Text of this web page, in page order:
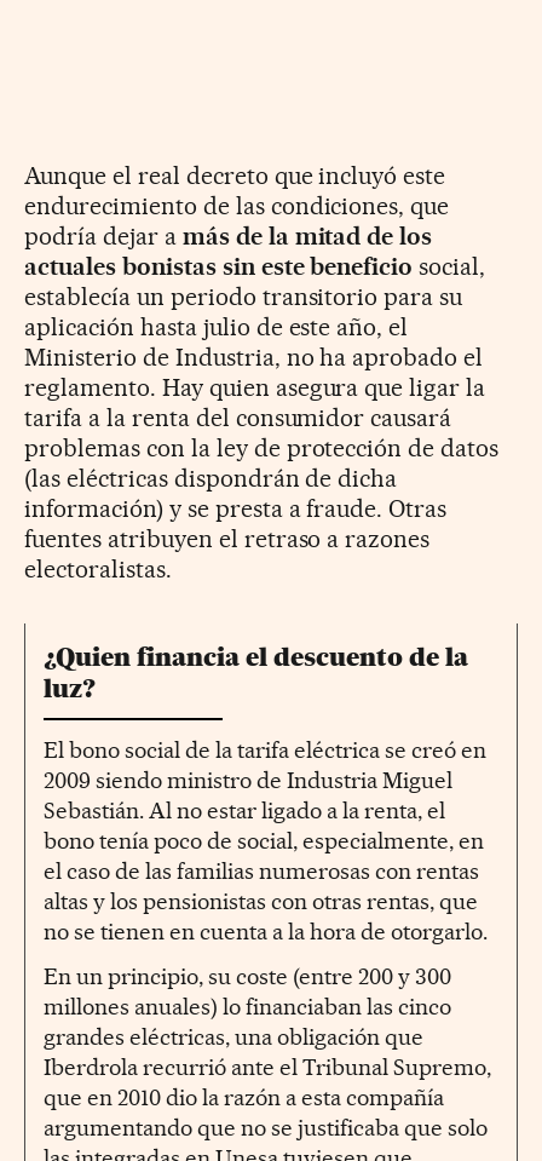
Aunque el real decreto que incluyó este
endurecimiento de las condiciones, que
podría dejar a más de la mitad de los
actuales bonistas sin este beneficio social,
establecía un periodo transitorio para su
aplicación hasta julio de este año, el
Ministerio de Industria, no ha aprobado el
reglamento. Hay quien asegura que ligar la
tarifa a la renta del consumidor causará
problemas con la ley de protección de datos
(las eléctricas dispondrán de dicha
información) y se presta a fraude. Otras
fuentes atribuyen el retraso a razones
electoralistas.
¿Quien financia el descuento de la
luz?
El bono social de la tarifa eléctrica se creó en
2009 siendo ministro de Industria Miguel
Sebastián. Al no estar ligado a la renta, el
bono tenía poco de social, especialmente, en
el caso de las familias numerosas con rentas
altas y los pensionistas con otras rentas, que
no se tienen en cuenta a la hora de otorgarlo.
En un principio, su coste (entre 200 y 300
millones anuales) lo financiaban las cinco
grandes eléctricas, una obligación que
Iberdrola recurrió ante el Tribunal Supremo,
que en 2010 dio la razón a esta compañía
argumentando que no se justificaba que solo